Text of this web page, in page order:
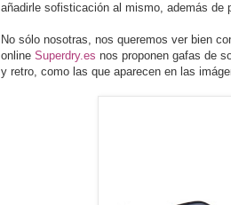
añadirle sofisticación al mismo, además de
No sólo nosotras, nos queremos ver bien
online Superdry.es nos proponen gafas de
y retro, como las que aparecen en las